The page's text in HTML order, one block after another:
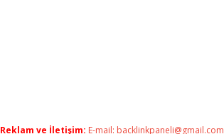
Reklam ve İletişim: E-mail: backlinkpaneli@gmail.com